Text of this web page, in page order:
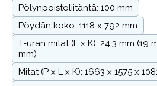
Pölynpoistoliitäntä: 100 mm
Pöydän koko: 1118 x 792 mm
T-uran mitat (L x K): 24,3 mm (19
mm)
Mitat (P x L x K): 1663 x 1575 x